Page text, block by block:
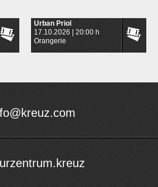
Urban Priol
17.10.2026 | 20:00 h
Orangerie